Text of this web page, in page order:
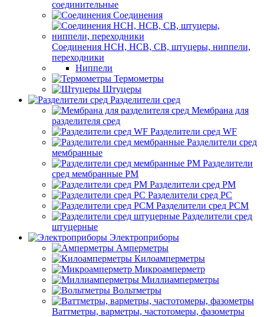
соединительные
Соединения
Соединения НСН, НСВ, СВ, штуцеры, ниппели,
переходники
Ниппели
Термометры
Штуцеры
Разделители сред
Мембрана для
разделителя сред
Разделители сред WF
Разделители сред
мембранные
Разделители
сред мембранные РМ
Разделители сред РМ
Разделители сред РС
Разделители сред РСМ
Разделители сред
штуцерные
Электроприборы
Амперметры
Килоамперметры
Микроамперметр
Миллиамперметры
Вольтметры
Ваттметры, варметры, частотомеры, фазометры